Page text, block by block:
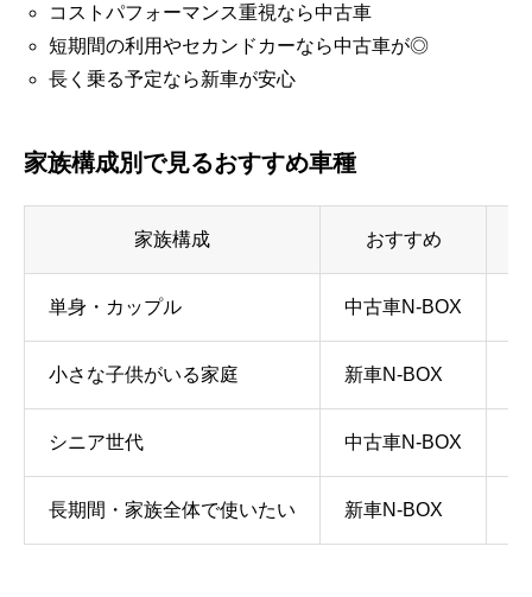
コストパフォーマンス重視なら中古車
短期間の利用やセカンドカーなら中古車が◎
長く乗る予定なら新車が安心
家族構成別で見るおすすめ車種
家族構成 おすすめ
単身・カップル 中古車N-BOX
小さな子供がいる家庭 新車N-BOX
シニア世代 中古車N-BOX
長期間・家族全体で使いたい 新車N-BOX